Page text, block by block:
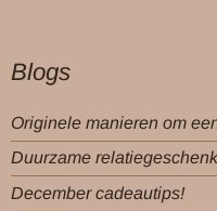
Blogs
Originele manieren om
Duurzame
December cadeautips!